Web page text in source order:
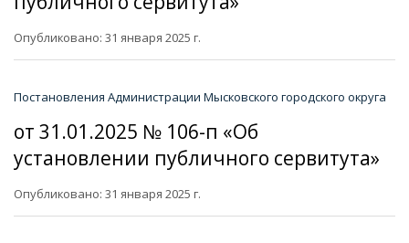
Опубликовано: 31 января 2025 г.
Постановления Администрации Мысковского городского округа
от 31.01.2025 № 106-п «Об
установлении публичного сервитута»
Опубликовано: 31 января 2025 г.